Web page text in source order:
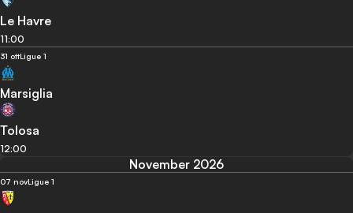
Le Havre
11:00
31 ottLigue 1
Marsiglia
Tolosa
12:00
November 2026
07 novLigue 1